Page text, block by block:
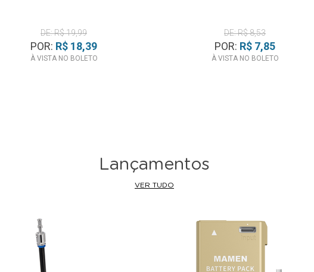
DE: R$ 19,99
POR: R$ 18,39
À VISTA NO BOLETO
DE: R$ 8,53
POR: R$ 7,85
À VISTA NO BOLETO
Lançamentos
VER TUDO